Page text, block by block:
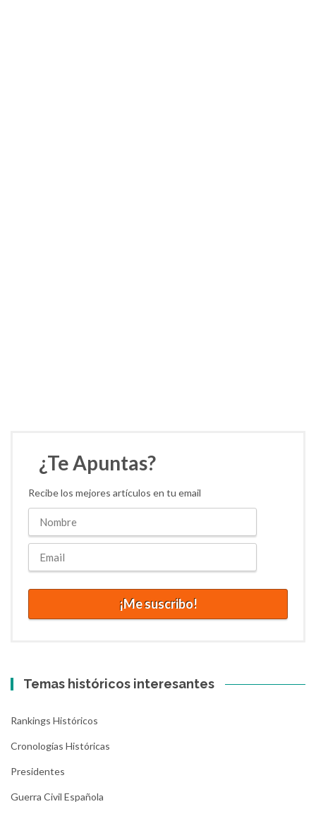
¿Te Apuntas?
Recibe los mejores artículos en tu email
Temas históricos interesantes
Rankings Históricos
Cronologías Históricas
Presidentes
Guerra Civil Española